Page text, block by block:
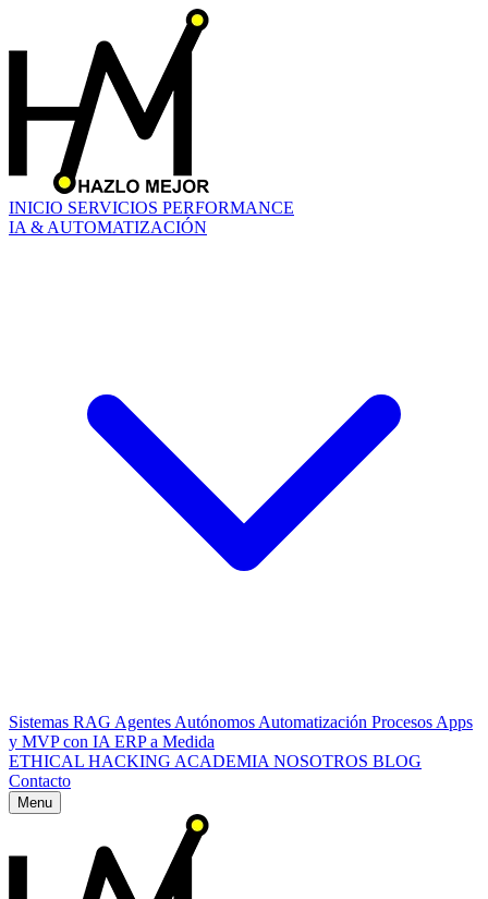
INICIO SERVICIOS PERFORMANCE
IA & AUTOMATIZACIÓN
Sistemas RAG Agentes Autónomos Automatización Procesos Apps
y MVP con IA ERP a Medida
ETHICAL HACKING ACADEMIA NOSOTROS BLOG
Contacto
Menu